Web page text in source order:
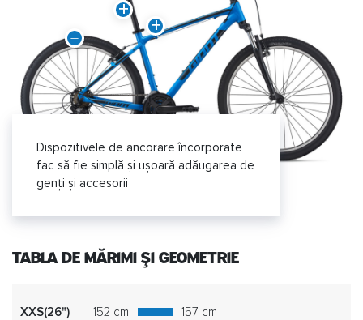
Dispozitivele de ancorare încorporate
fac să fie simplă și ușoară adăugarea de
genți și accesorii
TABLA DE MĂRIMI ȘI GEOMETRIE
XXS(26") 152 cm 157 cm